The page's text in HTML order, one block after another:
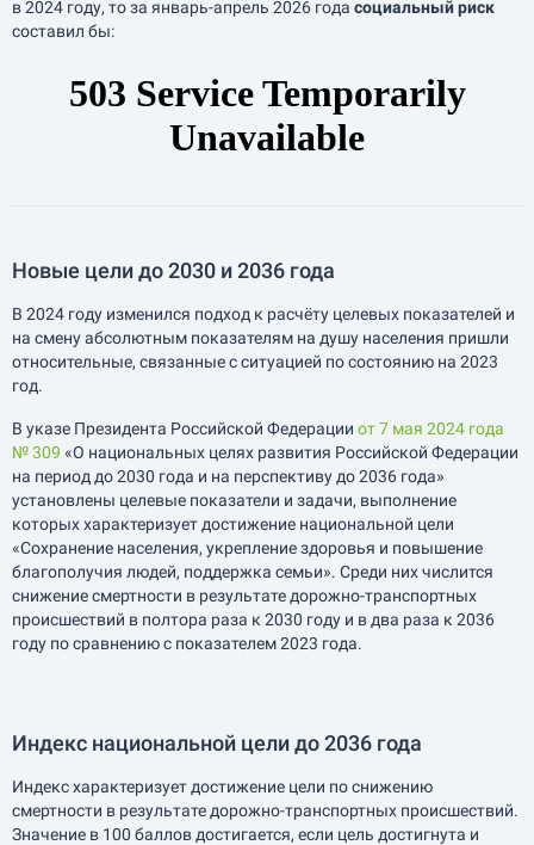
в 2024 году, то за январь-апрель 2026 года социальный риск
составил бы:
Новые цели до 2030 и 2036 года
В 2024 году изменился подход к расчёту целевых показателей и
на смену абсолютным показателям на душу населения пришли
относительные, связанные с ситуацией по состоянию на 2023
год.
В указе Президента Российской Федерации от 7 мая 2024 года
№ 309 «О национальных целях развития Российской Федерации
на период до 2030 года и на перспективу до 2036 года»
установлены целевые показатели и задачи, выполнение
которых характеризует достижение национальной цели
«Сохранение населения, укрепление здоровья и повышение
благополучия людей, поддержка семьи». Среди них числится
снижение смертности в результате дорожно-транспортных
происшествий в полтора раза к 2030 году и в два раза к 2036
году по сравнению с показателем 2023 года.
Индекс национальной цели до 2036 года
Индекс характеризует достижение цели по снижению
смертности в результате дорожно-транспортных происшествий.
Значение в 100 баллов достигается, если цель достигнута и